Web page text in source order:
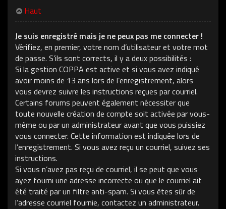
Haut
Je suis enregistré mais je ne peux pas me connecter !
Vérifiez, en premier, votre nom d’utilisateur et votre mot
de passe. S’ils sont corrects, il y a deux possibilités :
Si la gestion COPPA est active et si vous avez indiqué
avoir moins de 13 ans lors de l’enregistrement, alors
vous devrez suivre les instructions reçues par courriel.
Certains forums peuvent également nécessiter que
toute nouvelle création de compte soit activée par vous-
même ou par un administrateur avant que vous puissiez
vous connecter. Cette information est indiquée lors de
l’enregistrement. Si vous avez reçu un courriel, suivez ses
instructions.
Si vous n’avez pas reçu de courriel, il se peut que vous
ayez fourni une adresse incorrecte ou que le courriel ait
été traité par un filtre anti-spam. Si vous êtes sûr de
l’adresse courriel fournie, contactez un administrateur.